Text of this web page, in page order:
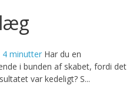
4 minutter Har du en
i bunden af skabet, fordi det
var kedeligt? S...